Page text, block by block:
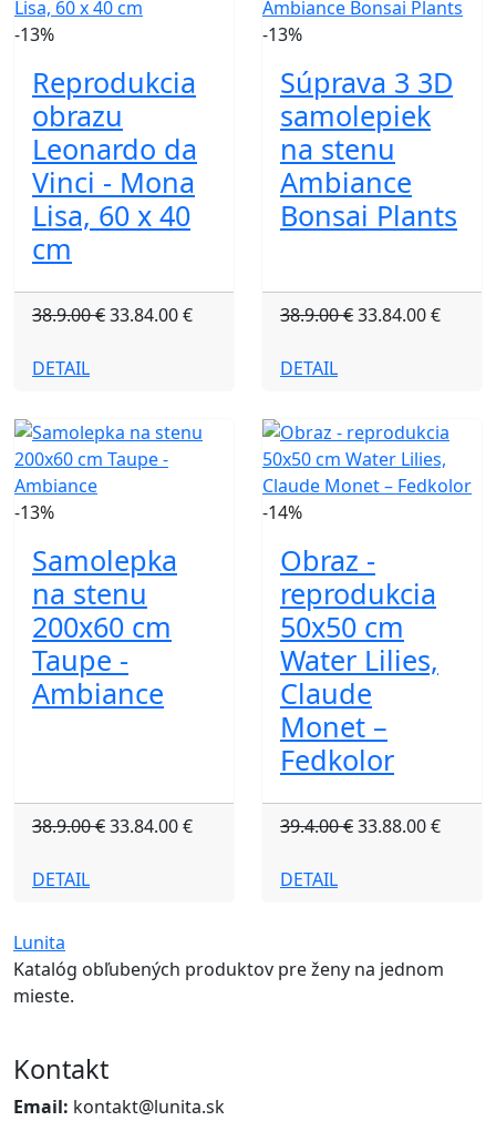
-13%
Reprodukcia
obrazu
Leonardo da
Vinci - Mona
Lisa, 60 x 40
cm
38.9.00 €33.84.00 €
DETAIL
-13%
Súprava 3 3D
samolepiek
na stenu
Ambiance
Bonsai Plants
38.9.00 €33.84.00 €
DETAIL
-13%
Samolepka
na stenu
200x60 cm
Taupe -
Ambiance
38.9.00 €33.84.00 €
DETAIL
-14%
Obraz -
reprodukcia
50x50 cm
Water Lilies,
Claude
Monet –
Fedkolor
39.4.00 €33.88.00 €
DETAIL
Lunita
Katalóg obľubených produktov pre ženy na jednom
mieste.
Kontakt
Email: kontakt@lunita.sk